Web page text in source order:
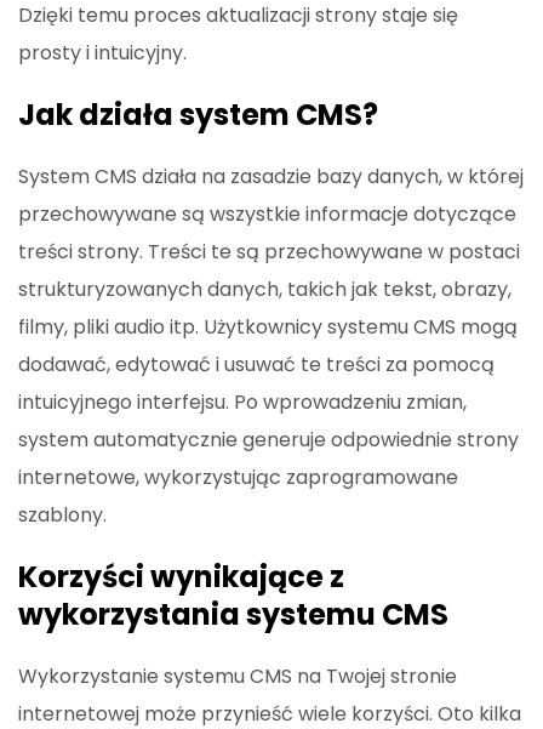
Dzięki temu proces aktualizacji strony staje się
prosty i intuicyjny.
Jak działa system CMS?
System CMS działa na zasadzie bazy danych, w której
przechowywane są wszystkie informacje dotyczące
treści strony. Treści te są przechowywane w postaci
strukturyzowanych danych, takich jak tekst, obrazy,
filmy, pliki audio itp. Użytkownicy systemu CMS mogą
dodawać, edytować i usuwać te treści za pomocą
intuicyjnego interfejsu. Po wprowadzeniu zmian,
system automatycznie generuje odpowiednie strony
internetowe, wykorzystując zaprogramowane
szablony.
Korzyści wynikające z
wykorzystania systemu CMS
Wykorzystanie systemu CMS na Twojej stronie
internetowej może przynieść wiele korzyści. Oto kilka